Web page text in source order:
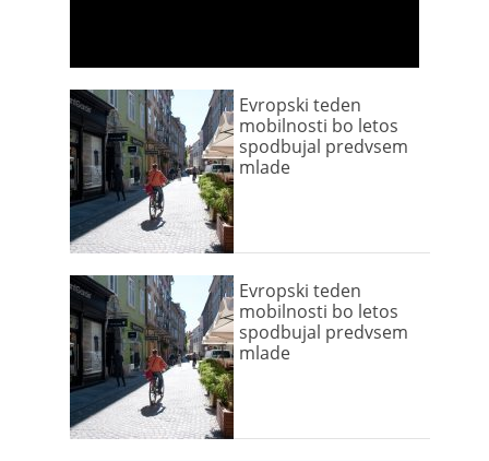
Evropski teden
mobilnosti bo letos
spodbujal predvsem
mlade
Evropski teden
mobilnosti bo letos
spodbujal predvsem
mlade